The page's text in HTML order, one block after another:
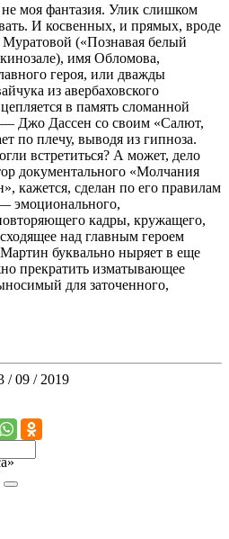
моя фантазия. Улик слишком
И косвенных, и прямых, вроде
(«Познавая белый
имя Обломова,
героя, или дважды
из авербаховского
в память сломанной
— Джо Дассен со своим «Салют,
по плечу, выводя из гипноза.
встретиться? А может, дело
документального «Молчания
кажется, сделан по его правилам
эмоционального,
кадры, кружащего,
над главным героем
буквально ныряет в еще
прекратить изматывающее
для заточенного,
/ 09 / 2019